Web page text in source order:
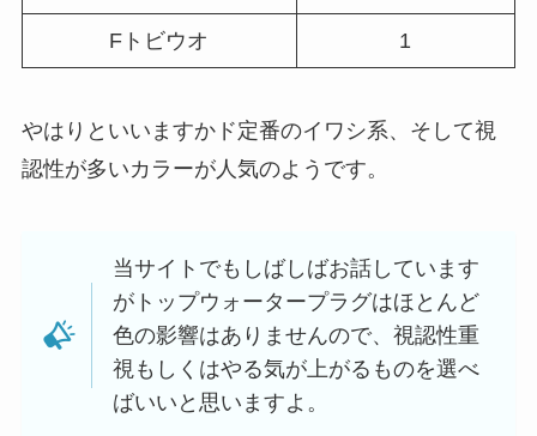
Fトビウオ 1
やはりといいますかド定番のイワシ系、そして視
認性が多いカラーが人気のようです。
当サイトでもしばしばお話しています
がトップウォータープラグはほとんど
色の影響はありませんので、視認性重
視もしくはやる気が上がるものを選べ
ばいいと思いますよ。